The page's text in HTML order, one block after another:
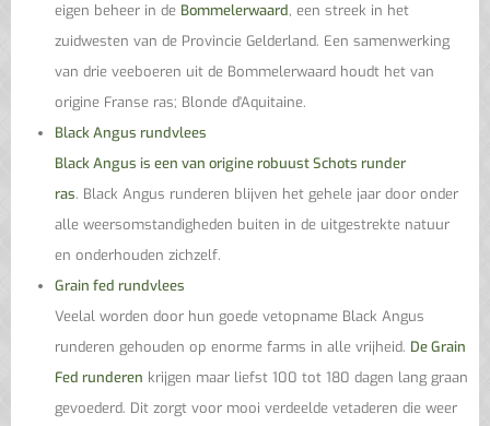
eigen beheer in de Bommelerwaard, een streek in het
zuidwesten van de Provincie Gelderland. Een samenwerking
van drie veeboeren uit de Bommelerwaard houdt het van
origine Franse ras; Blonde d'Aquitaine.
Black Angus rundvlees
Black Angus is een van origine robuust Schots runder
ras. Black Angus runderen blijven het gehele jaar door onder
alle weersomstandigheden buiten in de uitgestrekte natuur
en onderhouden zichzelf.
Grain fed rundvlees
Veelal worden door hun goede vetopname Black Angus
runderen gehouden op enorme farms in alle vrijheid. De Grain
Fed runderen krijgen maar liefst 100 tot 180 dagen lang graan
gevoederd. Dit zorgt voor mooi verdeelde vetaderen die weer